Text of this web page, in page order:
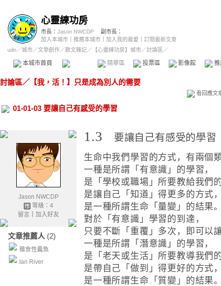
心靈練功房
市長： Jason NWCDP
副市長：
加入本城市
推薦本城市 加入我的最愛
訂閱最新文章
udn／城市／文學創作／散文雜記／ 【心靈練功房】城市／討論區／
本城市首頁 精華區 投票區 影像館
討論區／ 【我，活！】只是成為別人的需要
看回應文
01-01-03 要讓自己有感受的學習
Jason NWCDP
等級：4
留言｜ 加入好友
文章推薦人 (2)
雜食性蠹魚
Ian River
1.3 要讓自己有感受的學習
生命中我們學習的方式，有兩個
一種是所謂「有意識」的學習，
是「學校或職場」所要教給我們
是讓自己「知道」得更多的方式
是一種所謂生命「量變」的結果
對於「有意識」學習的到達，
只要不斷「重覆」多次，即可以
一種是所謂「潛意識」的學習，
是「老天或生活」所要教導我們
是帶自己「做到」得更好的方式
是一種所謂生命「質變」的結果